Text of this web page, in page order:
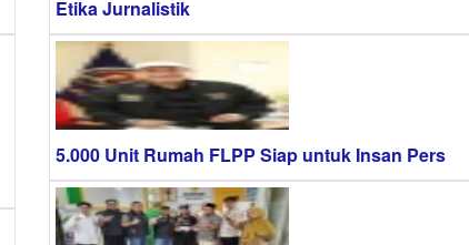
Etika Jurnalistik
5.000 Unit Rumah FLPP Siap untuk Insan Pers